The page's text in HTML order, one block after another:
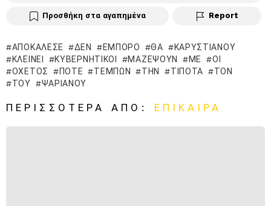
Προσθήκη στα αγαπημένα Report
ΑΠΟΚΆΛΕΣΕ ΔΕΝ ΈΜΠΟΡΟ ΘΑ
ΚΑΡΥΣΤΙΑΝΟΎ
ΚΛΕΊΝΕΙ
ΚΥΒΕΡΝΗΤΙΚΟΊ ΜΑΖΈΨΟΥΝ ΜΕ
ΟΙ
ΟΧΕΤΌΣ
ΠΌΤΕ ΤΕΜΠΏΝ ΤΗΝ ΤΊΠΟΤΑ
ΤΟΝ
ΤΟΥ
ΨΑΡΙΑΝΟΎ
ΠΕΡΙΣΣΌΤΕΡΑ ΑΠΌ: ΕΠΊΚΑΙΡΑ